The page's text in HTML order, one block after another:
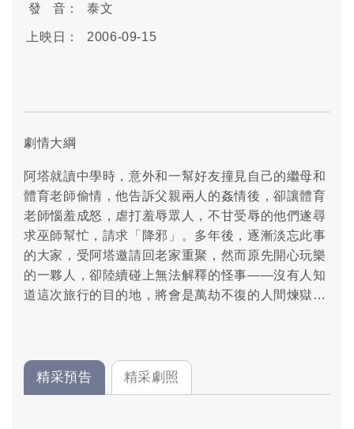
發 音： 泰文
上映日： 2006-09-15
劇情大綱
阿塔就讀中學時，意外和一幫好友撞見自己的繼母和
體育老師偷情，他告訴父親兩人的姦情後，卻讓體育
老師惱羞成怒，虐打羞辱眾人，不甘受辱的他們遂尋
求巫師幫忙，請求「降邪」。多年後，逐漸淡忘此事
的大家，受阿塔邀請回老家重聚，然而原先開心玩樂
的一夥人，卻陸續碰上無法解釋的怪事——沒有人知
道這次旅行的目的地，將會是萬劫不復的人間煉獄…
精采預告 精采劇照